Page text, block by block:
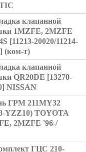
клапанной
1MZFE, 2MZFE
[11213-20020/11214-
(ком-т)
клапанной
QR20DE [13270-
NISSAN
ГРМ 211MY32
YZZ10) TOYOTA
2MZFE '96-/
ГЦС 210-